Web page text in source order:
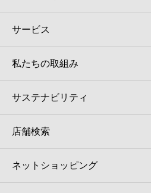
サービス
私たちの取組み
サステナビリティ
店舗検索
ネットショッピング